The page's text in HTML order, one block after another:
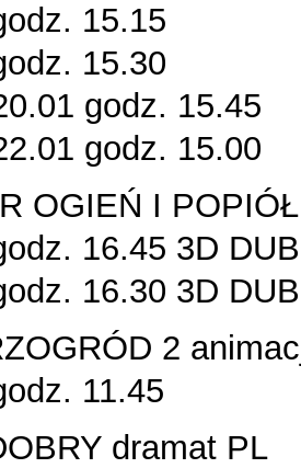
15.15
15.30
godz. 15.45
godz. 15.00
OGIEŃ I
16.45 3D
16.30 3D
2
11.45
dramat PL